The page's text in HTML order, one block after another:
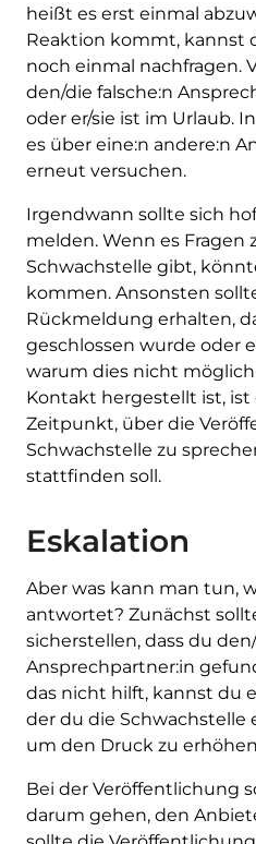
heißt es erst einmal
Reaktion kommt, kannst
noch einmal nachfragen.
den/die falsche:n
oder er/sie ist im Urlaub.
es über eine:n andere:n
erneut versuchen.
Irgendwann sollte sich
melden. Wenn es Fragen
Schwachstelle gibt,
kommen. Ansonsten
Rückmeldung erhalten,
geschlossen wurde oder
warum dies nicht möglich
Kontakt hergestellt ist, ist
Zeitpunkt, über die
Schwachstelle zu
stattfinden soll.
Eskalation
Aber was kann man tun,
antwortet? Zunächst
sicherstellen, dass du
Ansprechpartner:in
das nicht hilft, kannst du
der du die Schwachstelle
um den Druck zu
Bei der Veröffentlichung
darum gehen, den